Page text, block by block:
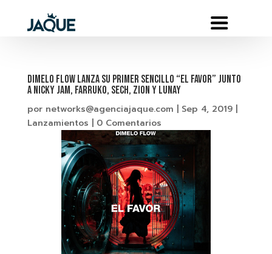
DIMELO FLOW LANZA SU PRIMER SENCILLO “EL FAVOR” JUNTO
A NICKY JAM, FARRUKO, SECH, ZION Y LUNAY
por networks@agenciajaque.com Sep 4, 2019|
Lanzamientos
0 Comentarios